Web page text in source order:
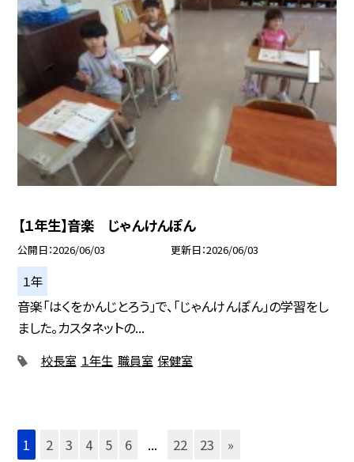
【１年生】音楽 じゃんけんぽん
公開日 2026/06/03 更新日 2026/06/03
１年
音楽「はくをかんじとろう」で、「じゃんけんぽん」の学習をし
ました。カスタネットの...
校長室 １年生 職員室 保健室
1 2 3 4 5 6 ... 22 23 »